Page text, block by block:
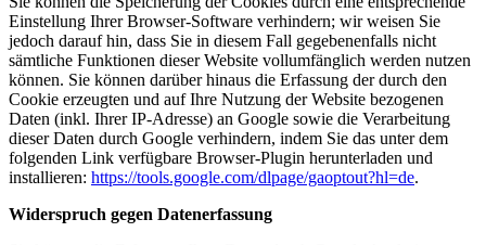
Einstellung Ihrer Browser-Software verhindern; wir weisen Sie
jedoch darauf hin, dass Sie in diesem Fall gegebenenfalls nicht
sämtliche Funktionen dieser Website vollumfänglich werden nutzen
können. Sie können darüber hinaus die Erfassung der durch den
Cookie erzeugten und auf Ihre Nutzung der Website bezogenen
Daten (inkl. Ihrer IP-Adresse) an Google sowie die Verarbeitung
dieser Daten durch Google verhindern, indem Sie das unter dem
folgenden Link verfügbare Browser-Plugin herunterladen und
installieren: https://tools.google.com/dlpage/gaoptout?hl=de.
Widerspruch gegen Datenerfassung